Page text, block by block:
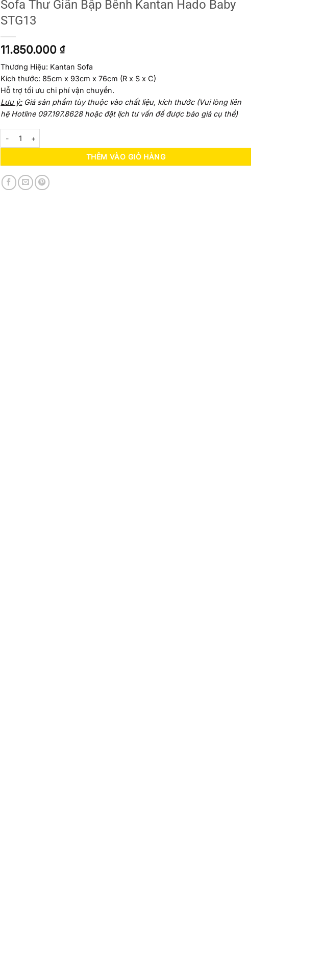
Sofa Thư Giãn Bập Bênh Kantan Hado Baby
STG13
11.850.000₫
Thương Hiệu: Kantan Sofa
Kích thước: 85cm x 93cm x 76cm (R x S x C)
Hỗ trợ tối ưu chi phí vận chuyển.
Lưu ý: Giá sản phẩm tùy thuộc vào chất liệu, kích thước (Vui lòng liên
hệ Hotline 097.197.8628 hoặc đặt lịch tư vấn để được báo giá cụ thể)
Sofa Thư Giãn Bập Bênh Kantan Hado Baby STG13 số lượng
THÊM VÀO GIỎ HÀNG